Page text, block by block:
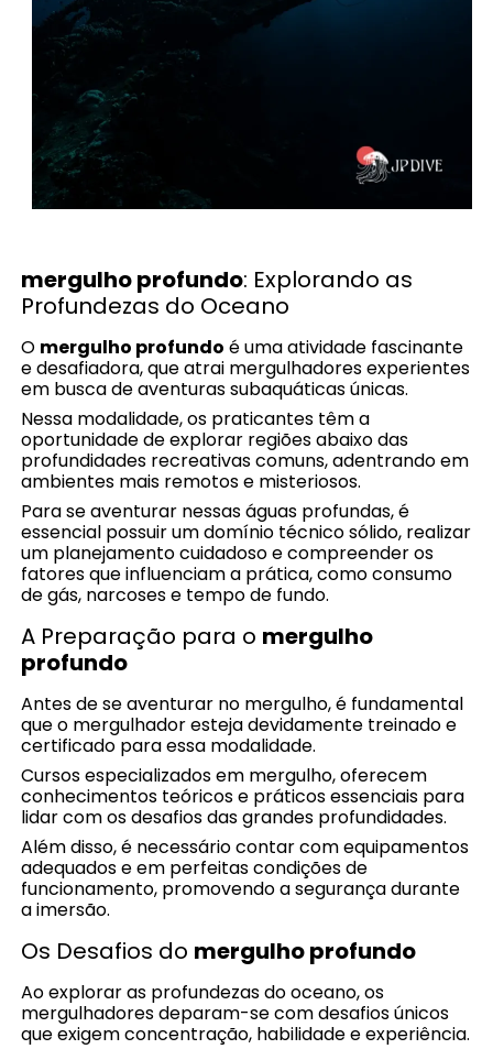
mergulho profundo: Explorando as
Profundezas do Oceano
O mergulho profundo é uma atividade fascinante
e desafiadora, que atrai mergulhadores experientes
em busca de aventuras subaquáticas únicas.
Nessa modalidade, os praticantes têm a
oportunidade de explorar regiões abaixo das
profundidades recreativas comuns, adentrando em
ambientes mais remotos e misteriosos.
Para se aventurar nessas águas profundas, é
essencial possuir um domínio técnico sólido, realizar
um planejamento cuidadoso e compreender os
fatores que influenciam a prática, como consumo
de gás, narcoses e tempo de fundo.
A Preparação para o mergulho
profundo
Antes de se aventurar no mergulho, é fundamental
que o mergulhador esteja devidamente treinado e
certificado para essa modalidade.
Cursos especializados em mergulho, oferecem
conhecimentos teóricos e práticos essenciais para
lidar com os desafios das grandes profundidades.
Além disso, é necessário contar com equipamentos
adequados e em perfeitas condições de
funcionamento, promovendo a segurança durante
a imersão.
Os Desafios do mergulho profundo
Ao explorar as profundezas do oceano, os
mergulhadores deparam-se com desafios únicos
que exigem concentração, habilidade e experiência.